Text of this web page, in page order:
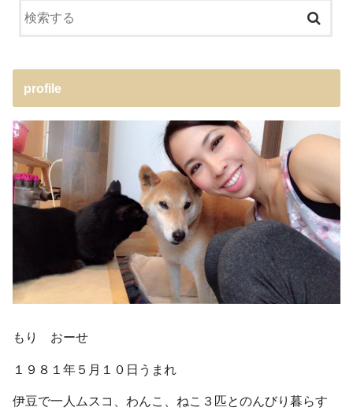
profile
もり おーせ
１９８１年５月１０日うまれ
伊豆で一人ムスコ、わんこ、ねこ３匹とのんびり暮らす